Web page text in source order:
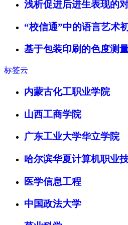
浅析促进后进生表现的
“校信通”中的语言艺术
基于包装印刷的色度测
标签云
内蒙古化工职业学院
山西工商学院
广东工业大学华立学院
哈尔滨华夏计算机职业
医学信息工程
中国政法大学